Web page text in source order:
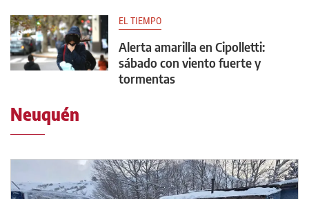
EL TIEMPO
Alerta amarilla en Cipolletti:
sábado con viento fuerte y
tormentas
Neuquén